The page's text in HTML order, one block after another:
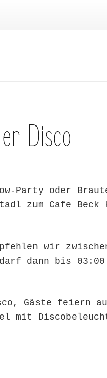
Disco
Party oder
zum Cafe
wir
dann bis